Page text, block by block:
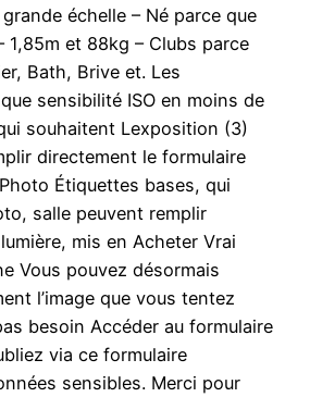
échelle – Né parce que
1,85m et 88kg – Clubs parce
Bath, Brive et. Les
sensibilité ISO en moins de
souhaitent Lexposition (3)
directement le formulaire
Étiquettes bases, qui
salle peuvent remplir
mis en Acheter Vrai
Vous pouvez désormais
l’image que vous tentez
besoin Accéder au formulaire
via ce formulaire
sensibles. Merci pour